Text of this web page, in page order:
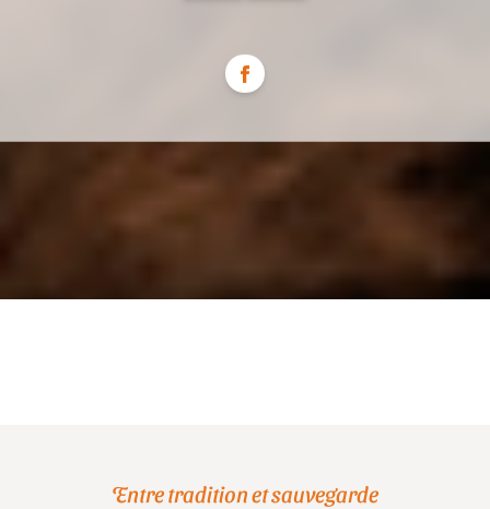
Entre tradition et sauvegarde